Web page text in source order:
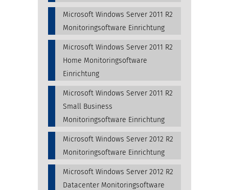
Microsoft Windows Server 2011 R2
Monitoringsoftware Einrichtung
Microsoft Windows Server 2011 R2
Home Monitoringsoftware
Einrichtung
Microsoft Windows Server 2011 R2
Small Business
Monitoringsoftware Einrichtung
Microsoft Windows Server 2012 R2
Monitoringsoftware Einrichtung
Microsoft Windows Server 2012 R2
Datacenter Monitoringsoftware